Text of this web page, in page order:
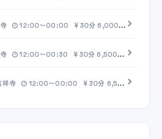
寺 12:00〜00:00 30分 6,000円〜
寺 12:00〜00:30 30分 6,500円〜
祥寺 12:00〜00:00 30分 6,500円〜